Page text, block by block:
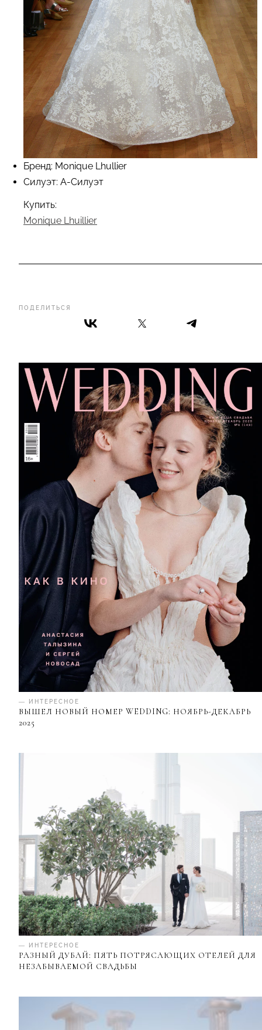
ПОДЕЛИТЬСЯ
— ИНТЕРЕСНОЕ
ВЫШЕЛ НОВЫЙ НОМЕР WEDDING: НОЯБРЬ-ДЕКАБРЬ
2025
— ИНТЕРЕСНОЕ
РАЗНЫЙ ДУБАЙ: ПЯТЬ ПОТРЯСАЮЩИХ ОТЕЛЕЙ ДЛЯ
НЕЗАБЫВАЕМОЙ СВАДЬБЫ
Бренд: Monique Lhullier
Силуэт: А-Силуэт
Купить:
Monique Lhuillier